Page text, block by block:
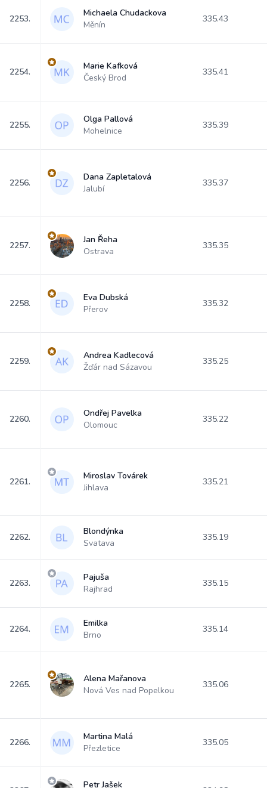
2253.
Michaela Chudackova
Měnín
335.43
2254.
Marie Kafková
Český Brod
335.41
2255.
Olga Pallová
Mohelnice
335.39
2256.
Dana Zapletalová
Jalubí
335.37
2257.
Jan Řeha
Ostrava
335.35
2258.
Eva Dubská
Přerov
335.32
2259.
Andrea Kadlecová
Žďár nad Sázavou
335.25
2260.
Ondřej Pavelka
Olomouc
335.22
2261.
Miroslav Továrek
Jihlava
335.21
2262.
Blondýnka
Svatava
335.19
2263.
Pajuša
Rajhrad
335.15
2264.
Emilka
Brno
335.14
2265.
Alena Mařanova
Nová Ves nad Popelkou
335.06
2266.
Martina Malá
Přezletice
335.05
Petr Jašek